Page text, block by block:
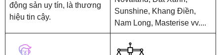
động sản uy tín, là thương
hiệu tin cậy.
Sunshine, Khang Điền,
Nam Long, Masterise vv....